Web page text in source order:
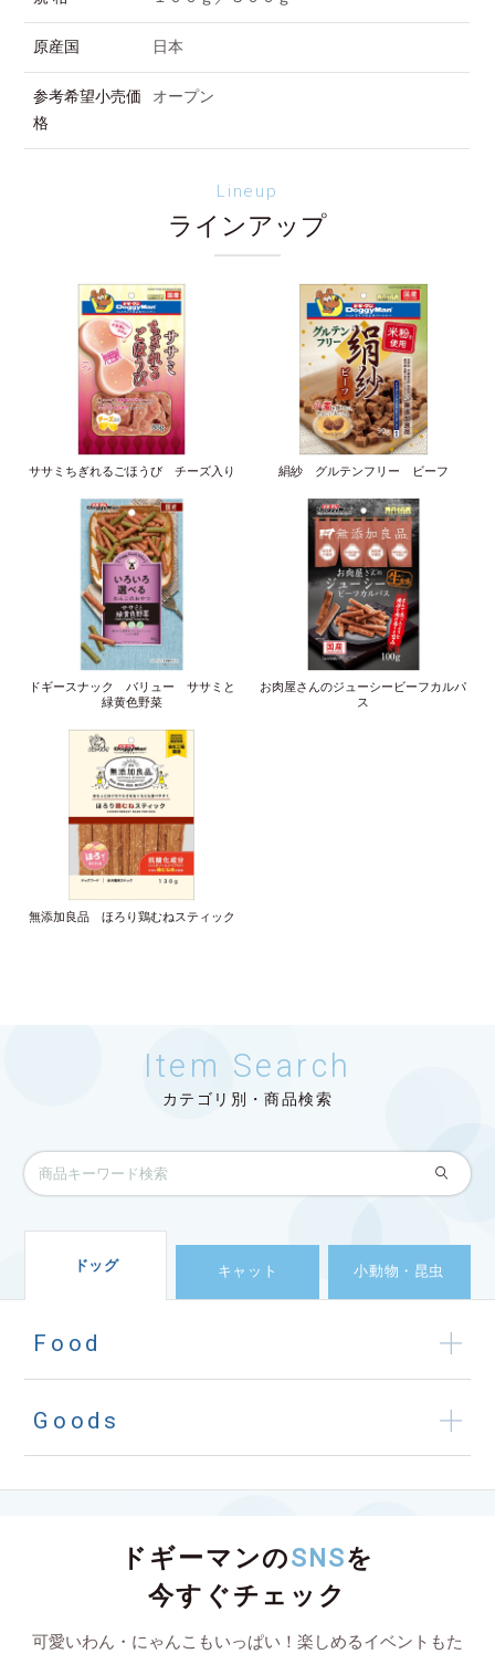
原産国 日本
参考希望小売価
格
オープン
Lineup
ラインアップ
ササミちぎれるごほうび チーズ入り 絹紗 グルテンフリー ビーフ
ドギースナック バリュー ササミと
緑黄色野菜
お肉屋さんのジューシービーフカルパ
ス
無添加良品 ほろり鶏むねスティック
Item Search
カテゴリ別・商品検索
ドッグ キャット 小動物・昆虫
Food
Goods
ドギーマンのSNSを
今すぐチェック
可愛いわん・にゃんこもいっぱい！楽しめるイベントもた